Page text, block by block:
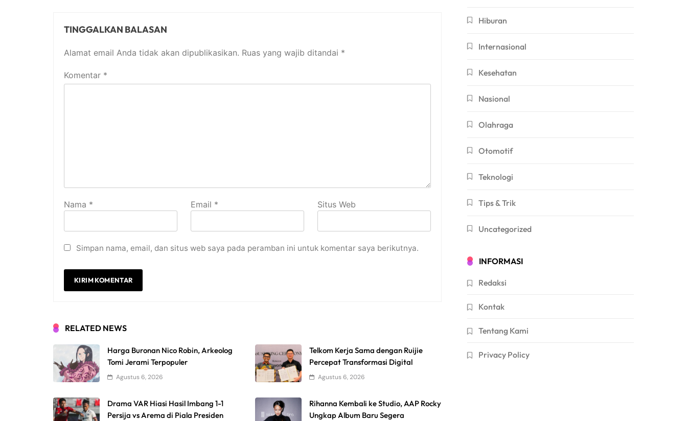
TINGGALKAN BALASAN
Alamat email Anda tidak akan dipublikasikan. Ruas yang wajib ditandai *
Komentar *
Nama * Email * Situs Web
Simpan nama, email, dan situs web saya pada peramban ini untuk komentar saya berikutnya.
RELATED NEWS
Harga Buronan Nico Robin, Arkeolog
Tomi Jerami Terpopuler
Agustus 6, 2026
Telkom Kerja Sama dengan Ruijie
Percepat Transformasi Digital
Agustus 6, 2026
Drama VAR Hiasi Hasil Imbang 1-1
Persija vs Arema di Piala Presiden
Rihanna Kembali ke Studio, AAP Rocky
Ungkap Album Baru Segera
Hiburan
Internasional
Kesehatan
Nasional
Olahraga
Otomotif
Teknologi
Tips & Trik
Uncategorized
INFORMASI
Redaksi
Kontak
Tentang Kami
Privacy Policy